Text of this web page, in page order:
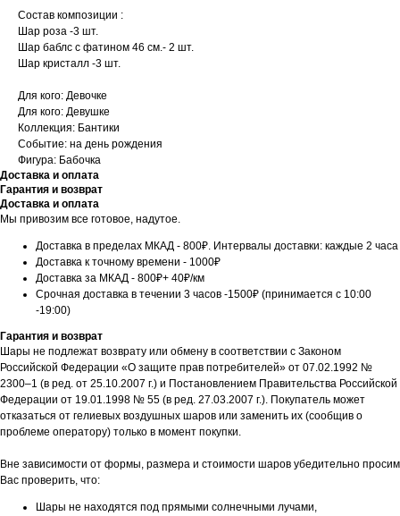
Состав композиции :
Шар роза -3 шт.
Шар баблс с фатином 46 см.- 2 шт.
Шар кристалл -3 шт.
Для кого: Девочке
Для кого: Девушке
Коллекция: Бантики
Событие: на день рождения
Фигура: Бабочка
Доставка и оплата
Гарантия и возврат
Доставка и оплата
Мы привозим все готовое, надутое.
Доставка в пределах МКАД - 800₽. Интервалы доставки: каждые 2 часа
Доставка к точному времени - 1000₽
Доставка за МКАД - 800₽+ 40₽/км
Срочная доставка в течении 3 часов -1500₽ (принимается с 10:00
-19:00)
Гарантия и возврат
Шары не подлежат возврату или обмену в соответствии с Законом
Российской Федерации «О защите прав потребителей» от 07.02.1992 №
2300–1 (в ред. от 25.10.2007 г.) и Постановлением Правительства Российской
Федерации от 19.01.1998 № 55 (в ред. 27.03.2007 г.). Покупатель может
отказаться от гелиевых воздушных шаров или заменить их (сообщив о
проблеме оператору) только в момент покупки.
Вне зависимости от формы, размера и стоимости шаров убедительно просим
Вас проверить, что:
Шары не находятся под прямыми солнечными лучами,